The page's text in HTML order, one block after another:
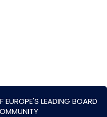
EUROPE'S LEADING BOARD